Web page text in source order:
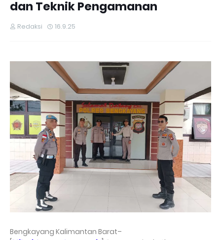
dan Teknik Pengamanan
Redaksi 16.9.25
Bengkayang Kalimantan Barat–